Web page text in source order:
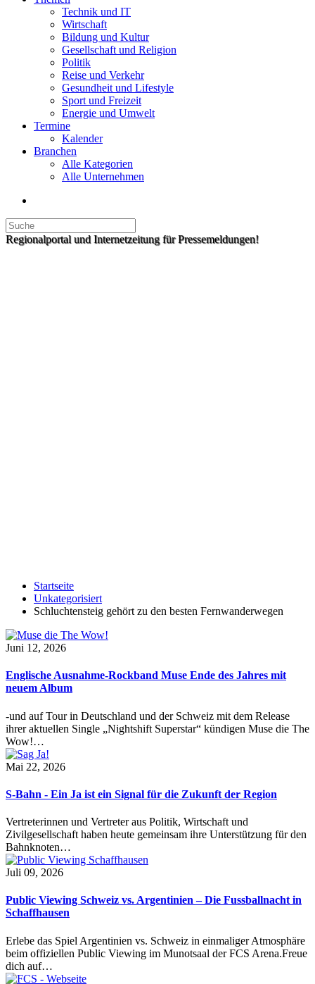
Technik und IT
Wirtschaft
Bildung und Kultur
Gesellschaft und Religion
Politik
Reise und Verkehr
Gesundheit und Lifestyle
Sport und Freizeit
Energie und Umwelt
Termine
Kalender
Branchen
Alle Kategorien
Alle Unternehmen
Regionalportal und Internetzeitung für Pressemeldungen!
Startseite
Unkategorisiert
Schluchtensteig gehört zu den besten Fernwanderwegen
Juni 12, 2026
Englische Ausnahme-Rockband Muse Ende des Jahres mit
neuem Album
-und auf Tour in Deutschland und der Schweiz mit dem Release
ihrer aktuellen Single „Nightshift Superstar“ kündigen Muse die The
Wow!…
Mai 22, 2026
S-Bahn - Ein Ja ist ein Signal für die Zukunft der Region
Vertreterinnen und Vertreter aus Politik, Wirtschaft und
Zivilgesellschaft haben heute gemeinsam ihre Unterstützung für den
Bahnknoten…
Juli 09, 2026
Public Viewing Schweiz vs. Argentinien – Die Fussballnacht in
Schaffhausen
Erlebe das Spiel Argentinien vs. Schweiz in einmaliger Atmosphäre
beim offiziellen Public Viewing im Munotsaal der FCS Arena.Freue
dich auf…